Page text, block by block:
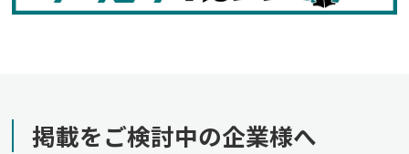
掲載をご検討中の企業様へ